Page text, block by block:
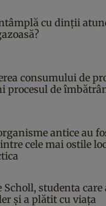
cu dinții
consumului de
procesul de
antice au
cele mai ostile
Scholl, studenta
și a plătit cu viața